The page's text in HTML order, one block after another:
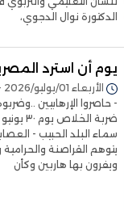
الدكتورة نوال الدجوي،
يوم أن استرد
الأربعاء 01/يوليو/2026 - 12:53 م
- حاصروا الإرهابيين
سماء البلد الحبيب -
يتوهم القراصنة
ويفرون بها هاربين وكأن